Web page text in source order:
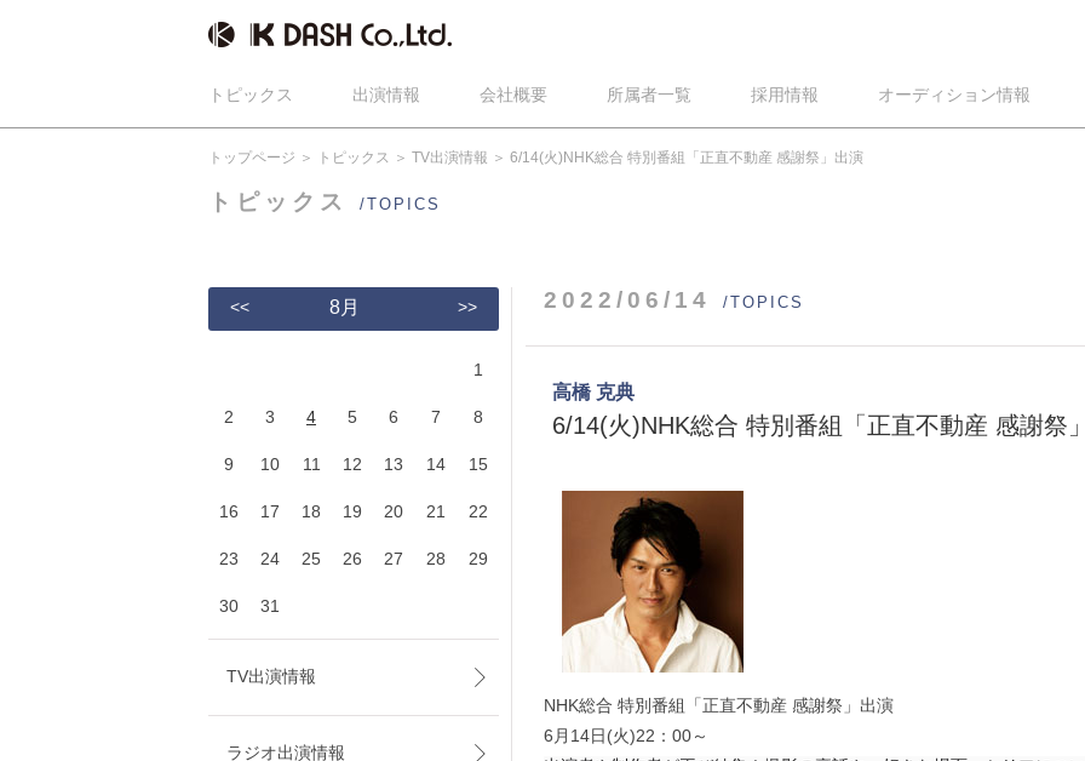
トピックス 出演情報 会社概要 所属者一覧 採用情報 オーディション情報
トップページ トピックス TV出演情報 6/14(火)NHK総合 特別番組「正直不動産 感謝祭」出演
トピックス /TOPICS
2022/06/14 /TOPICS
高橋 克典
6/14(火)NHK総合 特別番組「正直不動産 感謝祭
NHK総合 特別番組「正直不動産 感謝祭」出演
6月14日(火)22：00～
<< 8月 >>
1
2 3 4 5 6 7 8
9 10 11 12 13 14 15
16 17 18 19 20 21 22
23 24 25 26 27 28 29
30 31
TV出演情報
ラジオ出演情報